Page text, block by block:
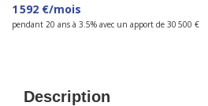
1 592 €/mois
pendant 20 ans à 3.5% avec un apport de 30 500 €
Description